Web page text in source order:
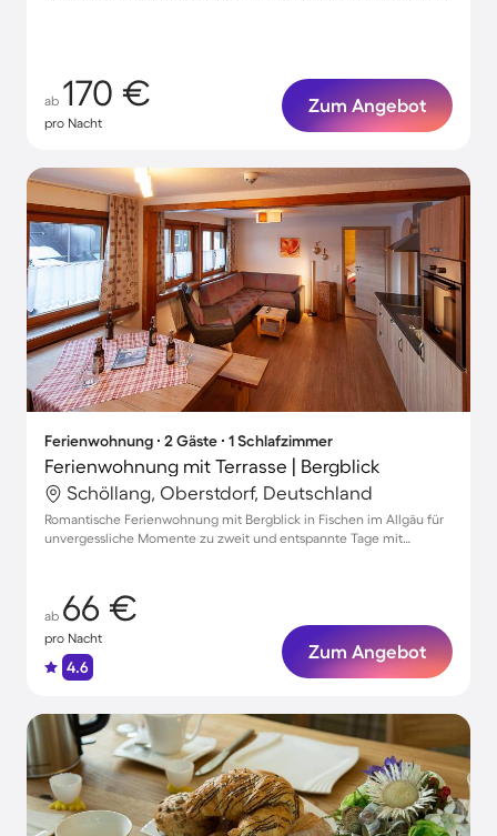
ab 170 €
pro Nacht
Zum Angebot
Ferienwohnung ∙ 2 Gäste ∙ 1 Schlafzimmer
Ferienwohnung mit Terrasse | Bergblick
Schöllang, Oberstdorf, Deutschland
Romantische Ferienwohnung mit Bergblick in Fischen im Allgäu für
unvergessliche Momente zu zweit und entspannte Tage mit
ab 66 €
pro Nacht
4.6
Zum Angebot